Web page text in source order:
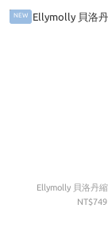
NEW
Ellymolly 貝洛丹
NT$749